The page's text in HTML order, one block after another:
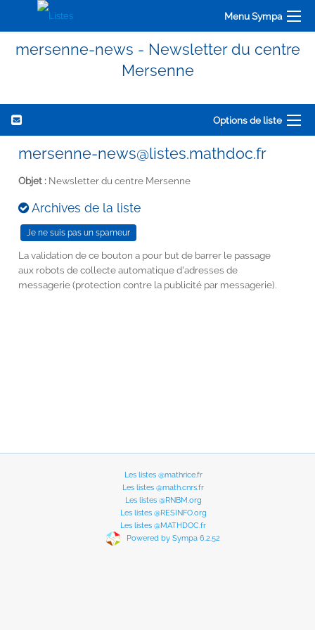
Menu Sympa
mersenne-news - Newsletter du centre
Mersenne
Options de liste
mersenne-news@listes.mathdoc.fr
Objet : Newsletter du centre Mersenne
Archives de la liste
La validation de ce bouton a pour but de barrer le passage
aux robots de collecte automatique d'adresses de
messagerie (protection contre la publicité par messagerie).
Les listes @mathrice.fr
Les listes @math.cnrs.fr
Les listes @RNBM.org
Les listes @RESINFO.org
Les listes @MATHDOC.fr
Powered by Sympa 6.2.52